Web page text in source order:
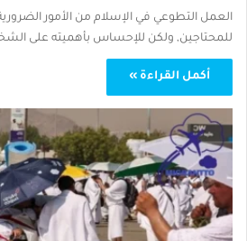
العمل التطوعي في الإسلام من الأمور
للمحتاجين, ولكن للإحساس بأهميته على
أكمل القراءة »